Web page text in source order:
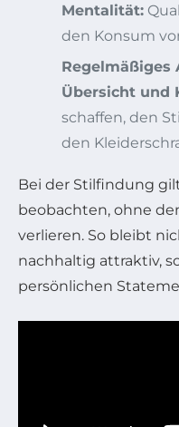
Mentalität:
den Konsum
Regelmäßiges
Übersicht und
schaffen, den
den
Bei der Stilfindung
beobachten, ohne
verlieren. So bleibt
nachhaltig attraktiv,
persönlichen